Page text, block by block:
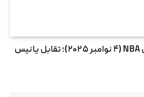
پیش‌بینی بازی‌های NBA (۴ نوامبر ۲۰۲۵)؛ تقابل یانیس